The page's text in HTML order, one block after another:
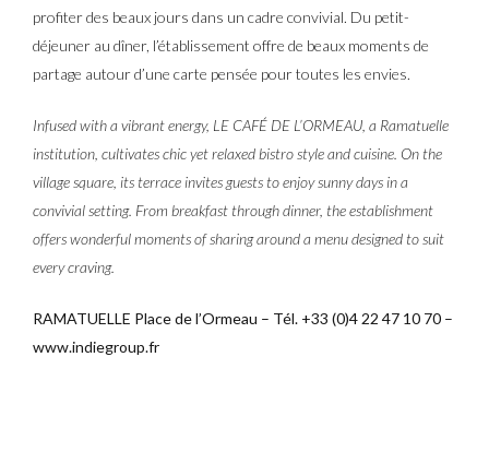
profiter des beaux jours dans un cadre convivial. Du petit-
déjeuner au dîner, l’établissement offre de beaux moments de
partage autour d’une carte pensée pour toutes les envies.
Infused with a vibrant energy, LE CAFÉ DE L’ORMEAU, a Ramatuelle
institution, cultivates chic yet relaxed bistro style and cuisine. On the
village square, its terrace invites guests to enjoy sunny days in a
convivial setting. From breakfast through dinner, the establishment
offers wonderful moments of sharing around a menu designed to suit
every craving.
RAMATUELLE Place de l’Ormeau – Tél. +33 (0)4 22 47 10 70 –
www.indiegroup.fr